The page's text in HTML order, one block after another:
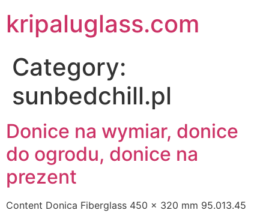
kripaluglass.com
Category:
sunbedchill.pl
Donice na wymiar, donice
do ogrodu, donice na
prezent
Content Donica Fiberglass 450 x 320 mm 95.013.45